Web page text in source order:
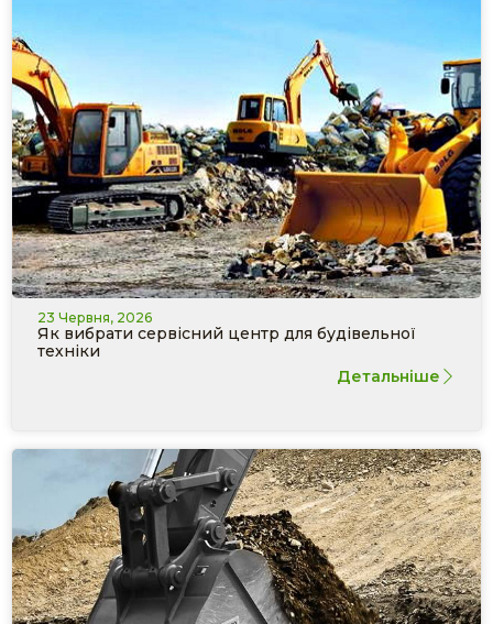
23 Червня, 2026
Як вибрати сервісний центр для будівельної
техніки
Детальніше